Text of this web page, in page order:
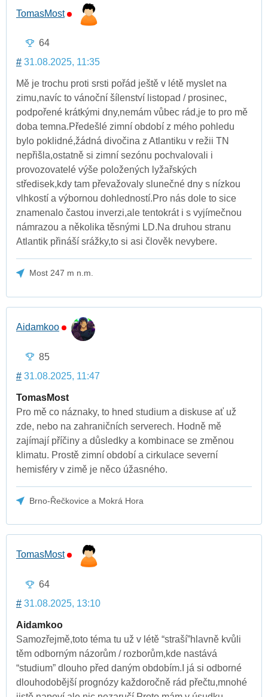
TomasMost
64
# 31.08.2025, 11:35
Mě je trochu proti srsti pořád ještě v létě myslet na
zimu,navíc to vánoční šílenství listopad / prosinec,
podpořené krátkými dny,nemám vůbec rád,je to pro mě
doba temna.Předešlé zimní období z mého pohledu
bylo poklidné,žádná divočina z Atlantiku v režii TN
nepřišla,ostatně si zimní sezónu pochvalovali i
provozovatelé výše položených lyžařských
středisek,kdy tam převažovaly slunečné dny s nízkou
vlhkostí a výbornou dohledností.Pro nás dole to sice
znamenalo častou inverzi,ale tentokrát i s vyjímečnou
námrazou a několika těsnými LD.Na druhou stranu
Atlantik přináší srážky,to si asi člověk nevybere.
Most 247 m n.m.
Aidamkoo
85
# 31.08.2025, 11:47
TomasMost
Pro mě co náznaky, to hned studium a diskuse ať už
zde, nebo na zahraničních serverech. Hodně mě
zajímají příčiny a důsledky a kombinace se změnou
klimatu. Prostě zimní období a cirkulace severní
hemisféry v zimě je něco úžasného.
Brno-Řečkovice a Mokrá Hora
TomasMost
64
# 31.08.2025, 13:10
Aidamkoo
Samozřejmě,toto téma tu už v létě “straší”hlavně kvůli
těm odborným názorům / rozborům,kde nastává
“studium” dlouho před daným obdobím.I já si odborné
dlouhodobější prognózy každoročně rád přečtu,mnohé